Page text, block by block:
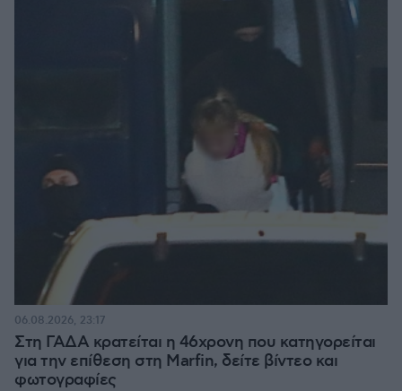
Στη ΓΑΔΑ κρατείται η 46χρονη που κατηγορείται
για την επίθεση στη Marfin, δείτε βίντεο και
φωτογραφίες
06.08.2026, 23:17